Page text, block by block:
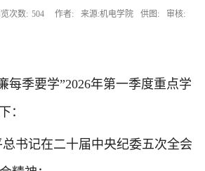
次数: 504 作者: 来源:机电学院 供图: 审核:
每季要学”2026年第一季度重点学
：
总书记在二十届中央纪委五次全会